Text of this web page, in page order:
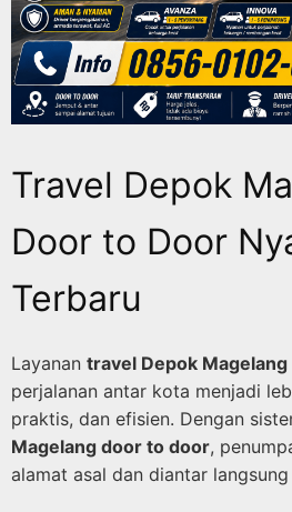
Travel Depok
Door to Door
Terbaru
Layanan travel Depok Magelang
perjalanan antar kota menjadi
praktis, dan efisien. Dengan
Magelang door to door,
alamat asal dan diantar